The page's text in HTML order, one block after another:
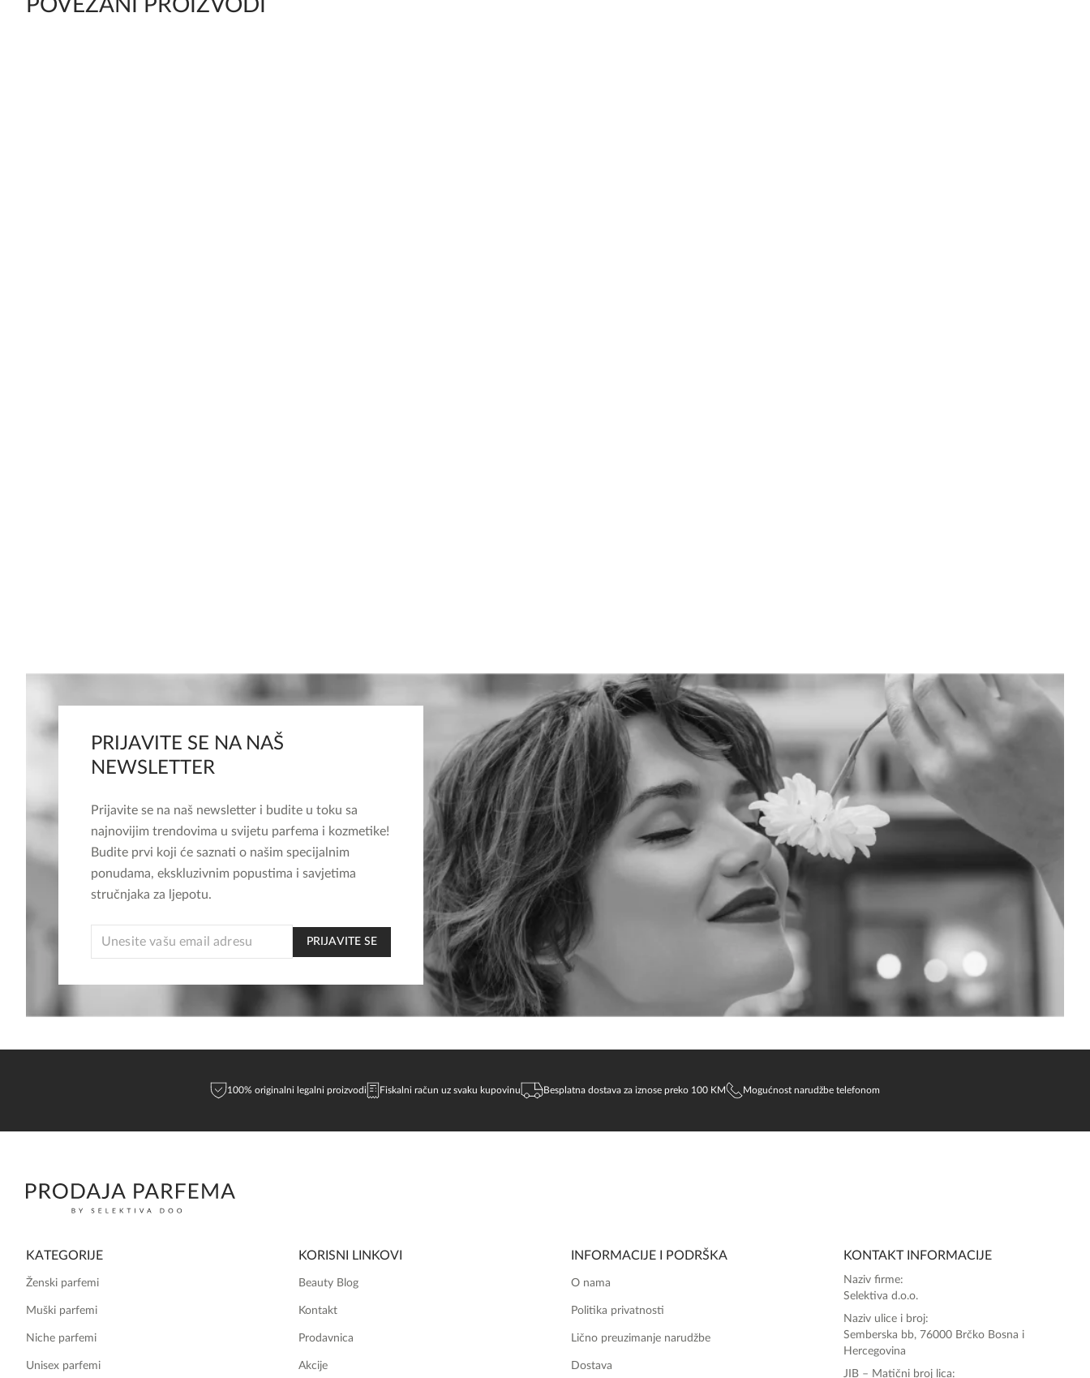
POVEZANI PROIZVODI
PRIJAVITE SE NA NAŠ
NEWSLETTER
Prijavite se na naš newsletter i budite u toku sa
najnovijim trendovima u svijetu parfema i kozmetike!
Budite prvi koji će saznati o našim specijalnim
ponudama, ekskluzivnim popustima i savjetima
stručnjaka za ljepotu.
EMAIL
PRIJAVITE SE
100% originalni legalni proizvodi Fiskalni račun uz svaku kupovinu Besplatna dostava za iznose preko 100 KM Mogućnost narudžbe telefonom
KATEGORIJE
Ženski parfemi
Muški parfemi
Niche parfemi
Unisex parfemi
KORISNI LINKOVI
Beauty Blog
Kontakt
Prodavnica
Akcije
INFORMACIJE I PODRŠKA
O nama
Politika privatnosti
Lično preuzimanje narudžbe
Dostava
KONTAKT INFORMACIJE
Naziv firme:
Selektiva d.o.o.
Naziv ulice i broj:
Semberska bb, 76000 Brčko Bosna i
Hercegovina
JIB – Matični broj lica: